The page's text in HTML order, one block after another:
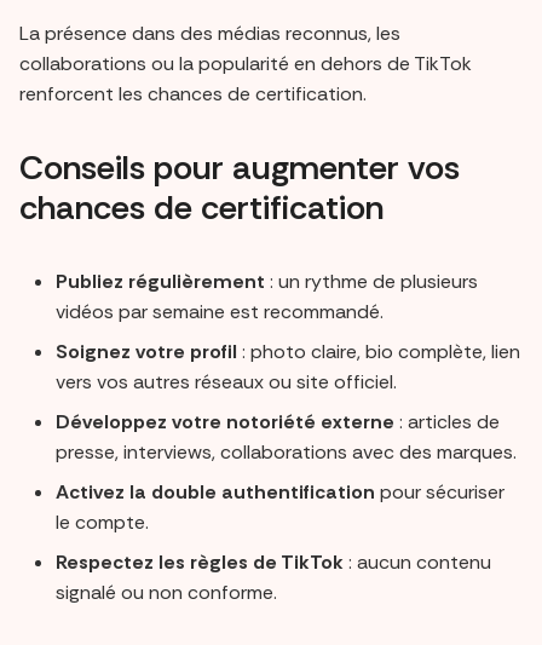
La présence dans des médias reconnus, les
collaborations ou la popularité en dehors de TikTok
renforcent les chances de certification.
Conseils pour augmenter vos
chances de certification
Publiez régulièrement : un rythme de plusieurs
vidéos par semaine est recommandé.
Soignez votre profil : photo claire, bio complète, lien
vers vos autres réseaux ou site officiel.
Développez votre notoriété externe : articles de
presse, interviews, collaborations avec des marques.
Activez la double authentification pour sécuriser
le compte.
Respectez les règles de TikTok : aucun contenu
signalé ou non conforme.